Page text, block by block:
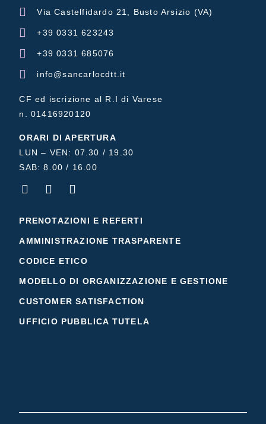
Via Castelfidardo 21, Busto Arsizio (VA)
+39 0331 623243
+39 0331 685076
info@sancarlocdtt.it
CF ed iscrizione al R.I di Varese
n. 01416920120
ORARI DI APERTURA
LUN – VEN: 07.30 / 19.30
SAB: 8.00 / 16.00
PRENOTAZIONI E REFERTI
AMMINISTRAZIONE TRASPARENTE
CODICE ETICO
MODELLO DI ORGANIZZAZIONE E GESTIONE
CUSTOMER SATISFACTION
UFFICIO PUBBLICA TUTELA